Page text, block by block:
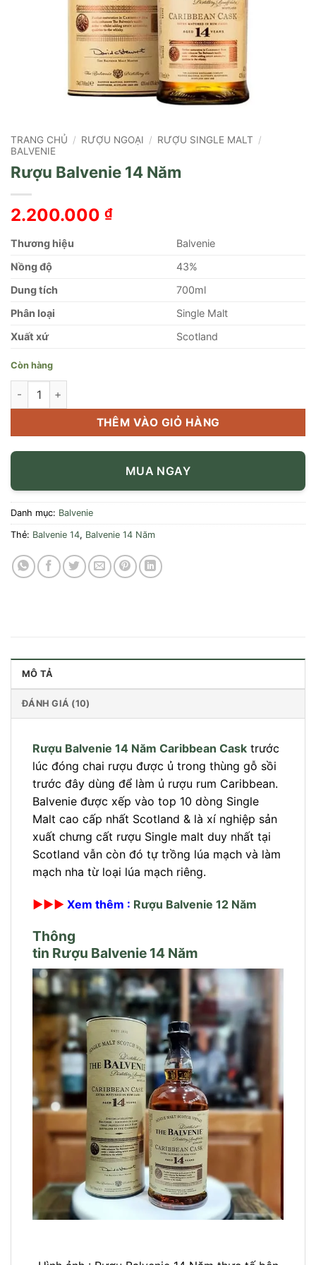
TRANG CHỦ / RƯỢU NGOẠI / RƯỢU SINGLE MALT /
BALVENIE
Rượu Balvenie 14 Năm
2.200.000 ₫
Thương hiệu
Balvenie
Nồng độ
43%
Dung tích
700ml
Phân loại
Single Malt
Xuất xứ
Scotland
Còn hàng
Rượu Balvenie 14 Năm số lượng
THÊM VÀO GIỎ HÀNG
MUA NGAY
Danh mục: Balvenie
Thẻ: Balvenie 14, Balvenie 14 Năm
MÔ TẢ
ĐÁNH GIÁ (10)
Rượu Balvenie 14 Năm Caribbean Cask trước
lúc đóng chai rượu được ủ trong thùng gỗ sồi
trước đây dùng để làm ủ rượu rum Caribbean.
Balvenie được xếp vào top 10 dòng Single
Malt cao cấp nhất Scotland & là xí nghiệp sản
xuất chưng cất rượu Single malt duy nhất tại
Scotland vẫn còn đó tự trồng lúa mạch và làm
mạch nha từ loại lúa mạch riêng.
►►► Xem thêm : Rượu Balvenie 12 Năm
Thông
tin Rượu Balvenie 14 Năm